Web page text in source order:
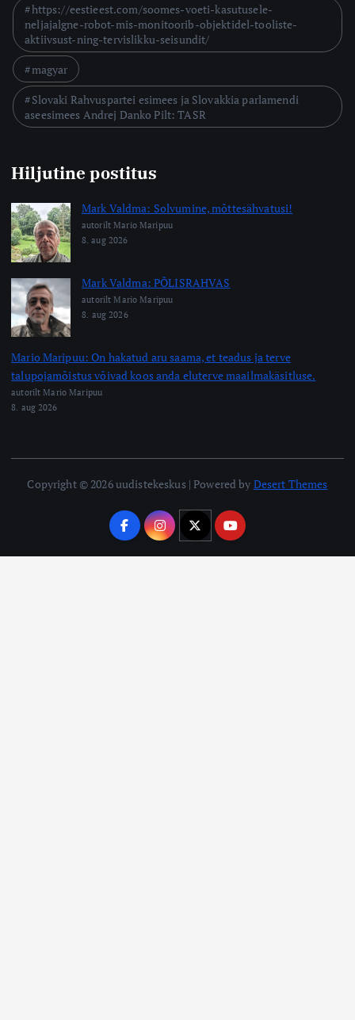
https://eestieest.com/soomes-voeti-kasutusele-
neljajalgne-robot-mis-monitoorib-objektidel-tooliste-
aktiivsust-ning-tervislikku-seisundit/
magyar
Slovaki Rahvuspartei esimees ja Slovakkia parlamendi
aseesimees Andrej Danko Pilt: TASR
Hiljutine postitus
Mark Valdma: Solvumine, mõttesähvatusi!
autorilt Mario Maripuu
8. aug 2026
Mark Valdma: PÕLISRAHVAS
autorilt Mario Maripuu
8. aug 2026
Mario Maripuu: On hakatud aru saama, et teadus ja terve
talupojamõistus võivad koos anda eluterve maailmakäsitluse.
autorilt Mario Maripuu
8. aug 2026
Copyright © 2026 uudistekeskus | Powered by Desert Themes